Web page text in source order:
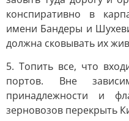
конспиративно в
имени Бандеры и
должна сковывать их
5. Топить все, что
портов. Вне
принадлежности и
зерновозов перекрыть